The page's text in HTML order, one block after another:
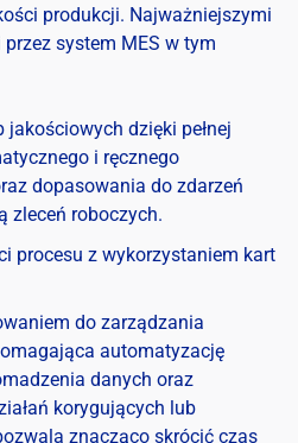
produkcji. Najważniejszymi
system MES w tym
dzięki pełnej
i ręcznego
dopasowania do zdarzeń
zleceń roboczych.
procesu z wykorzystaniem kart
do zarządzania
automatyzację
danych oraz
korygujących lub
znacząco skrócić czas